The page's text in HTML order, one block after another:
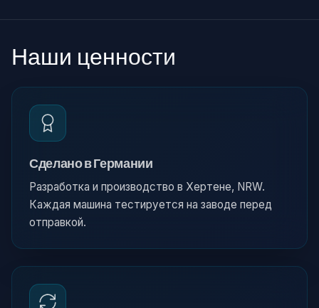
Наши ценности
Сделано в Германии
Разработка и производство в Хертене, NRW.
Каждая машина тестируется на заводе перед
отправкой.